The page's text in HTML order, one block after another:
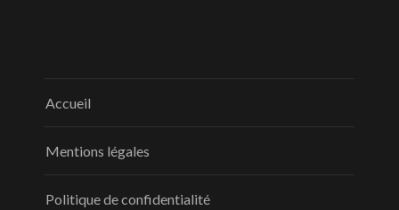
Accueil
Mentions légales
Politique de confidentialité